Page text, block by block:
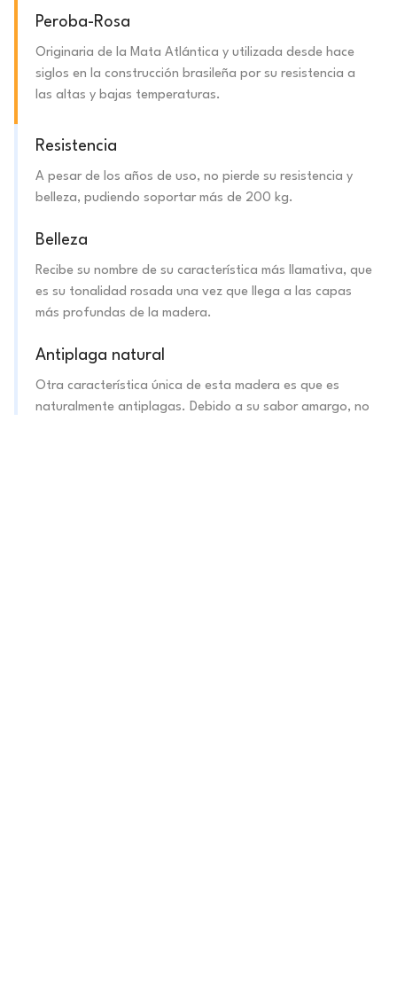
Peroba-Rosa
Originaria de la Mata Atlántica y utilizada desde hace
siglos en la construcción brasileña por su resistencia a
las altas y bajas temperaturas.
Resistencia
A pesar de los años de uso, no pierde su resistencia y
belleza, pudiendo soportar más de 200 kg.
Belleza
Recibe su nombre de su característica más llamativa, que
es su tonalidad rosada una vez que llega a las capas
más profundas de la madera.
Antiplaga natural
Otra característica única de esta madera es que es
naturalmente antiplagas. Debido a su sabor amargo, no